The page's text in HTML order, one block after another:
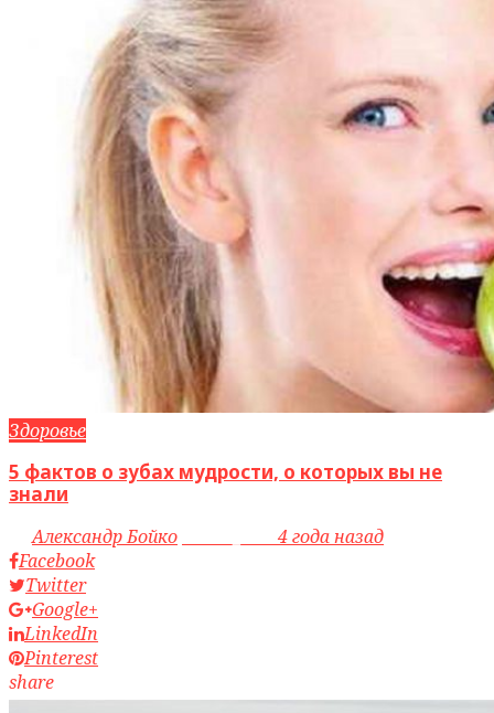
Здоровье
5 фактов о зубах мудрости, о которых вы не
знали
byАлександр Бойко
4 года назад
Facebook
Twitter
Google+
LinkedIn
Pinterest
share